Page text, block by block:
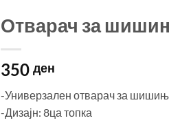
Отварач за
350 ден
-Универзален отварач за
-Дизајн: 8ца топка